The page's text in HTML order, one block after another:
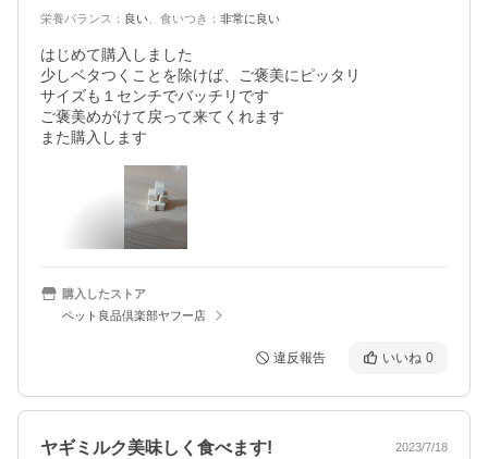
栄養バランス ： 良い 食いつき ： 非常に良い
はじめて購入しました
少しベタつくことを除けば、ご褒美にピッタリ
サイズも１センチでバッチリです
ご褒美めがけて戻って来てくれます
また購入します
購入したストア
ペット良品倶楽部ヤフー店
違反報告 いいね 0
ヤギミルク美味しく食べます! 2023/7/18